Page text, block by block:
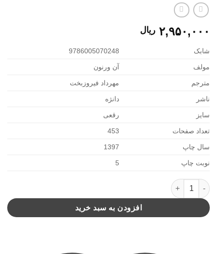
۲,۹۵۰,۰۰۰ ریال
شابک 9786005070248
مولف آن ورنون
مترجم مهرداد فیروزبخت
ناشر دانژه
سایز رقعی
تعداد صفحات 453
سال چاپ 1397
نوبت چاپ 5
آموزش مهارت های زندگی-دوره اول متوسطه(دانژه) عدد
افزودن به سبد خرید